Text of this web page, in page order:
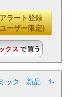
ラート登録
ーザー限定)
ミック 新品 1-